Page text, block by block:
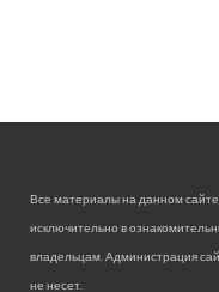
Все материалы на данном сайте
исключительно в
владельцам. Администрация
не несет.